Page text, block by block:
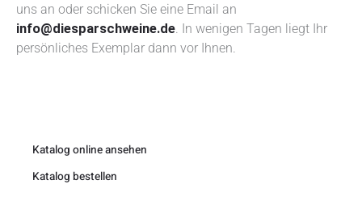
uns an oder schicken Sie eine Email an
info@diesparschweine.de . In wenigen Tagen liegt Ihr
persönliches Exemplar dann vor Ihnen.
Katalog online ansehen
Katalog bestellen